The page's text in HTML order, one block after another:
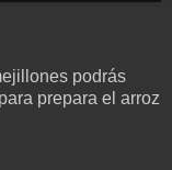
podrás
prepara el arroz